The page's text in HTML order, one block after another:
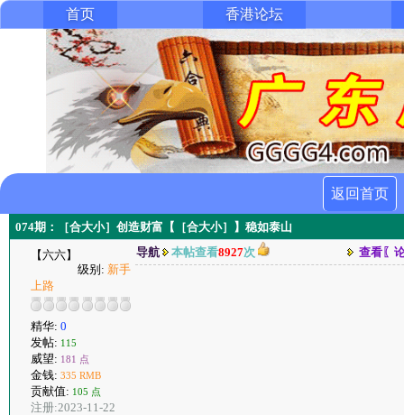
首页 香港论坛
返回首页
074期：［合大小］创造财富【［合大小］】稳如泰山
【六六】
级别: 新手
上路
精华: 0
发帖: 115
威望: 181 点
金钱: 335 RMB
贡献值: 105 点
注册:2023-11-22
导航 本帖查看8927次 查看〖